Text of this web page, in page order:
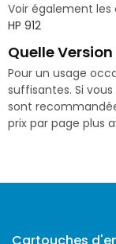
Voir également
HP 912
Quelle
Pour un usage
suffisantes. Si
sont
prix par page plus